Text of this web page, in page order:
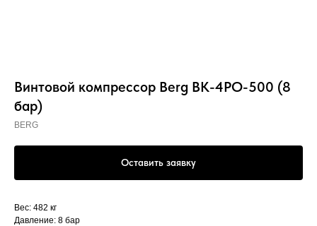
Винтовой компрессор Berg ВК-4РО-500 (8
бар)
BERG
Оставить заявку
Вес: 482 кг
Давление: 8 бар